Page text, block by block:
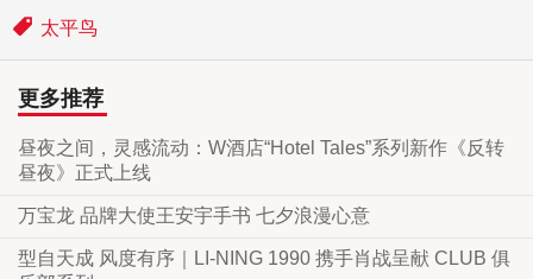
太平鸟
更多推荐
昼夜之间，灵感流动：W酒店“Hotel Tales”系列新作《反转
昼夜》正式上线
万宝龙 品牌大使王安宇手书 七夕浪漫心意
型自天成 风度有序｜LI-NING 1990 携手肖战呈献 CLUB 俱